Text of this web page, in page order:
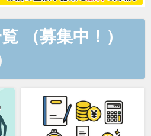
（募集中！）